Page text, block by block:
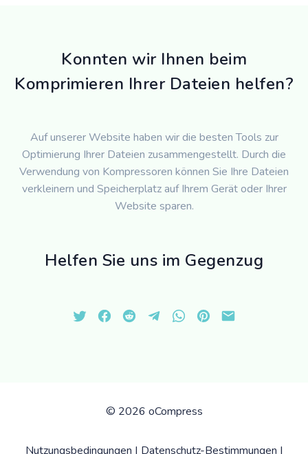
Konnten wir Ihnen beim
Komprimieren Ihrer Dateien helfen?
Auf unserer Website haben wir die besten Tools zur
Optimierung Ihrer Dateien zusammengestellt. Durch die
Verwendung von Kompressoren können Sie Ihre Dateien
verkleinern und Speicherplatz auf Ihrem Gerät oder Ihrer
Website sparen.
Helfen Sie uns im Gegenzug
© 2026 oCompress
Nutzungsbedingungen | Datenschutz-Bestimmungen |